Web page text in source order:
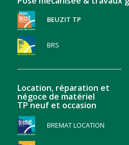
BEUZIT TP
BRS
Location, réparation et
négoce de matériel
TP neuf et occasion
BREMAT LOCATION